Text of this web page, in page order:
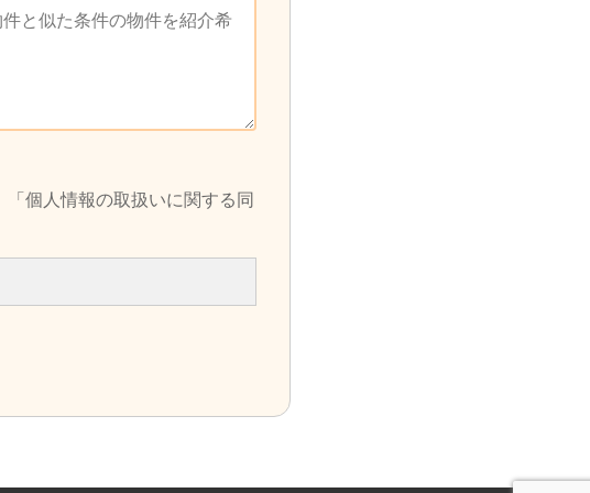
「個人情報の取扱いに関する同